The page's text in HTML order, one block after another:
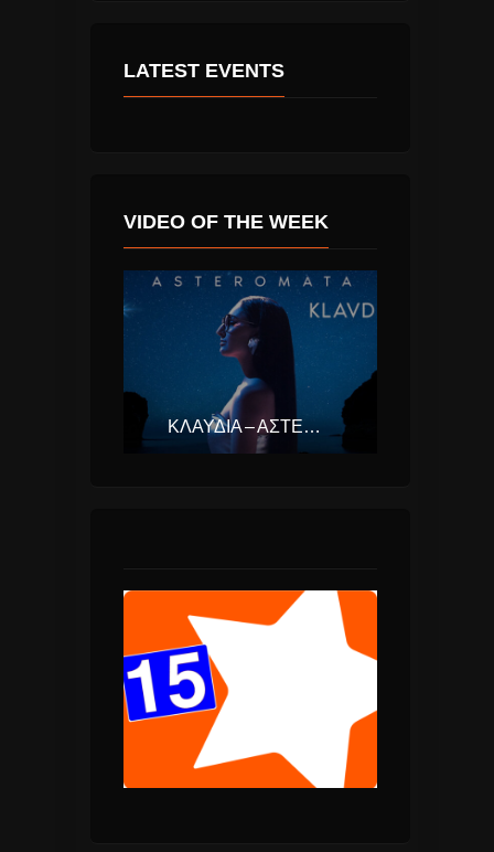
LATEST EVENTS
VIDEO OF THE WEEK
ΚΛΑΥΔΊΑ – ΑΣΤΕΡΟΜΆΤΑ (EUROVISION ΕΛΛΆΔΑ 2025)